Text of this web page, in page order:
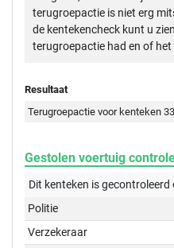
terugroepactie is niet erg
de kentekencheck kunt u
terugroepactie had en of
Resultaat
Terugroepactie voor kenteken
Gestolen voertuig
Dit kenteken is gecontroleerd
Politie
Verzekeraar